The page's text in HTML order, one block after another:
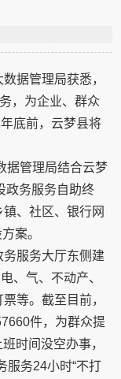
据管理局获悉，
，为企业、群众
底前，云梦县将
据管理局结合云梦
政务服务自助终
、社区、银行网
案。
服务大厅东侧建
、气、不动产、
等。截至目前，
件，为群众提
时间没空办事，
服务24小时“不打